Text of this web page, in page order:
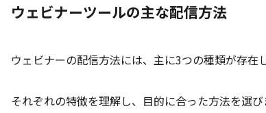
ウェビナーツールの主な配信方法
ウェビナーの配信方法には、主に3つの種類が存在し
それぞれの特徴を理解し、目的に合った方法を選び